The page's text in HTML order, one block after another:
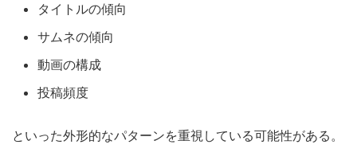
タイトルの傾向
サムネの傾向
動画の構成
投稿頻度
といった外形的なパターンを重視している可能性がある。